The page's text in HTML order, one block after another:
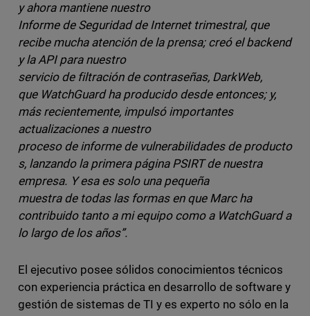
y ahora mantiene nuestro
Informe de Seguridad de Internet trimestral, que
recibe mucha atención de la prensa; creó el backend
y la API para nuestro
servicio de filtración de contraseñas, DarkWeb,
que WatchGuard ha producido desde entonces; y,
más recientemente, impulsó importantes
actualizaciones a nuestro
proceso de informe de vulnerabilidades de producto
s, lanzando la primera página PSIRT de nuestra
empresa. Y esa es solo una pequeña
muestra de todas las formas en que Marc ha
contribuido tanto a mi equipo como a WatchGuard a
lo largo de los años”.
El ejecutivo posee sólidos conocimientos técnicos
con experiencia práctica en desarrollo de software y
gestión de sistemas de TI y es experto no sólo en la